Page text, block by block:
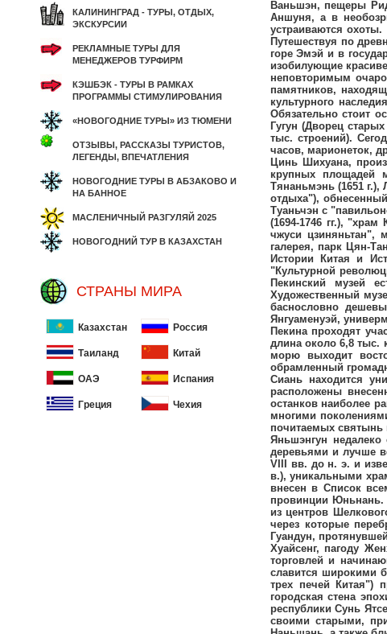
КАЛИНИНГРАД - ТУРЫ, ОТДЫХ,
ЭКСКУРСИИ
РЕКЛАМНЫЕ ТУРЫ ДЛЯ
МЕНЕДЖЕРОВ ТУРФИРМ
КЭШБЭК - ТУРЫ В РАМКАХ
ПРОГРАММЫ СТИМУЛИРОВАНИЯ
«НОВОГОДНИЕ ТУРЫ» ИЗ ТЮМЕНИ
ОТЗЫВЫ, РАССКАЗЫ ТУРИСТОВ,
ЛЕГЕНДЫ, ВПЕЧАТЛЕНИЯ
НОВОГОДНИЕ ТУРЫ В АБЗАКОВО И
НА БАННОЕ
МАСЛЕНИЧНЫЙ РАЗГУЛЯЙ 2025
НОВОГОДНИЙ ТУР В КАЗАХСТАН
СТРАНЫ МИРА
Казахстан Россия
Таиланд Китай
ОАЭ Испания
Греция Чехия